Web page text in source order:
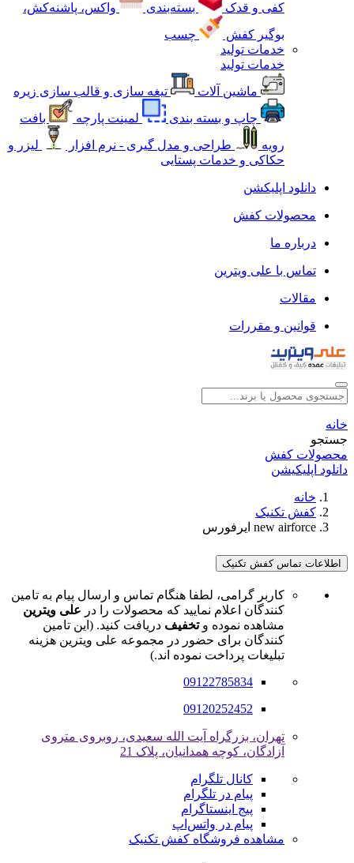
کفی و قدک
بسته‌بندی
واکس، پاشنه‌کش،
بوگیر کفش
چسب
خدمات تولید
خدمات تولید
ماشین آلات
تیغه سازی و قالب سازی زیره
چاپ و بسته بندی
لمینت پارچه
بافت
رویه
طراحی و مدل گیری - نرم افزار
لیزر و
حکاکی و خدمات پستایی
دانلود اپلیکشن
محصولات کفش
درباره ما
تماس با علی ویترین
مقالات
قوانین و مقررات
خانه
جستجو
محصولات کفش
دانلود اپلیکیشن
خانه
کفش تکنیک
new airforce ایرفورس
اطلاعات تماس کفش تکنیک
کاربر گرامی، لطفا هنگام تماس و ارسال پیام به تامین
کنندگان اعلام نمایید که محصولات را در علی ویترین
مشاهده نموده وتخفیف دریافت کنید. (این تامین
کنندگان برای حضور در مجموعه علی ویترین هزینه
تبلیغات پرداخت نموده اند.)
09122785834
09120252452
تهران، بزرگراه آیت الله سعیدی، روبروی متروی
آزادگان، کوچه همدانیان، پلاک 21
کانال تلگرام
پیام در تلگرام
پیج اینستاگرام
پیام در واتس‌اپ
مشاهده فروشگاه کفش تکنیک